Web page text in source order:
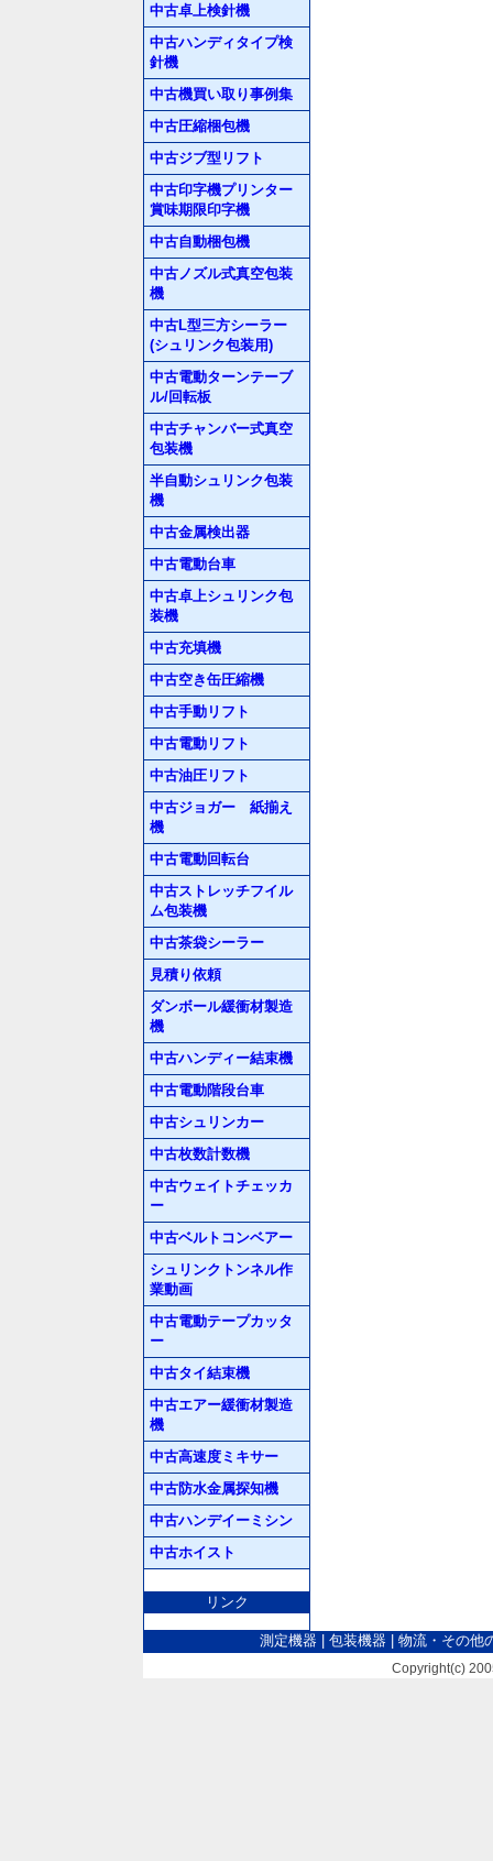
中古卓上検針機
中古ハンディタイプ検
針機
中古機買い取り事例集
中古圧縮梱包機
中古ジブ型リフト
中古印字機プリンター
賞味期限印字機
中古自動梱包機
中古ノズル式真空包装
機
中古L型三方シーラー
(シュリンク包装用)
中古電動ターンテーブ
ル/回転板
中古チャンバー式真空
包装機
半自動シュリンク包装
機
中古金属検出器
中古電動台車
中古卓上シュリンク包
装機
中古充填機
中古空き缶圧縮機
中古手動リフト
中古電動リフト
中古油圧リフト
中古ジョガー 紙揃え
機
中古電動回転台
中古ストレッチフイル
ム包装機
中古茶袋シーラー
見積り依頼
ダンボール緩衝材製造
機
中古ハンディー結束機
中古電動階段台車
中古シュリンカー
中古枚数計数機
中古ウェイトチェッカ
ー
中古ベルトコンベアー
シュリンクトンネル作
業動画
中古電動テープカッタ
ー
中古タイ結束機
中古エアー緩衝材製造
機
中古高速度ミキサー
中古防水金属探知機
中古ハンデイーミシン
中古ホイスト
リンク
測定機器 包装機器 物流・その他
Copyright(c)